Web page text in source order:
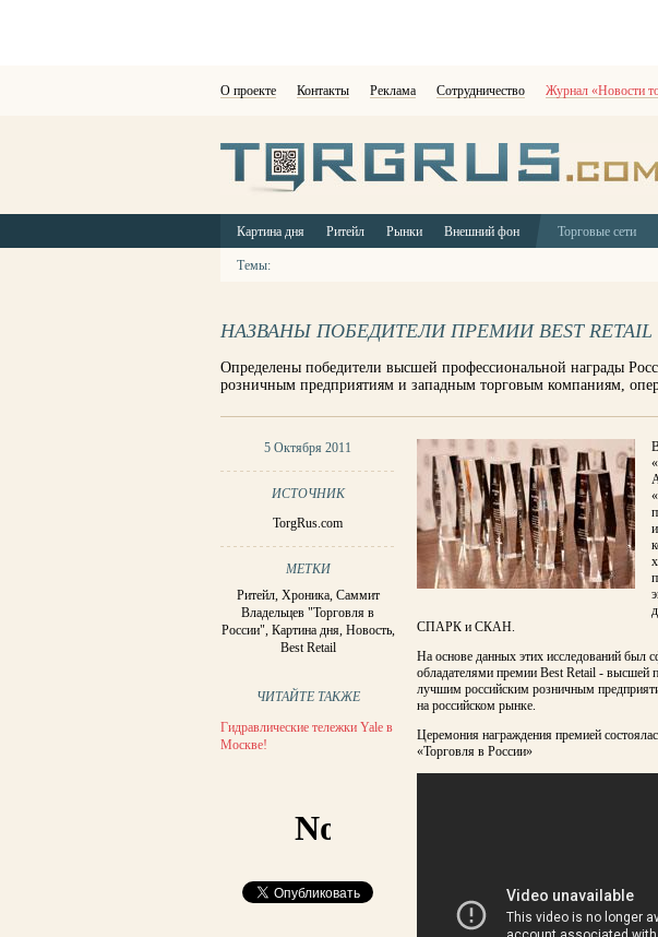
О проекте Контакты Реклама Сотрудничество Журнал «Новости
Картина дня Ритейл Рынки Внешний фон Торговые сети
Темы:
НАЗВАНЫ ПОБЕДИТЕЛИ ПРЕМИИ BEST RETAIL
Определены победители высшей профессиональной награды
розничным предприятиям и западным торговым компаниям,
5 Октября 2011
ИСТОЧНИК
TorgRus.com
МЕТКИ
Ритейл, Хроника, Саммит
Владельцев "Торговля в
России", Картина дня, Новость,
Best Retail
ЧИТАЙТЕ ТАКЖЕ
Гидравлические тележки Yale в
Москве!
СПАРК и СКАН.
На основе данных этих исследований был
обладателями премии Best Retail - высшей
лучшим российским розничным
на российском рынке.
Церемония награждения премией
«Торговля в России»